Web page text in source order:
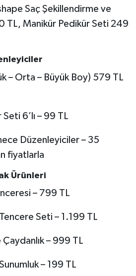
Saç Şekillendirme ve
TL, Manikür Pedikür Seti 249
– Orta – Büyük Boy) 579 TL
6’lı – 99 TL
Düzenleyiciler – 35
fiyatlarla
Ürünleri
– 799 TL
Seti – 1.199 TL
– 999 TL
– 199 TL